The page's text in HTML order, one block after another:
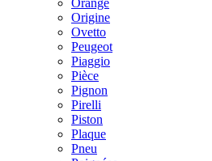
Orange
Origine
Ovetto
Peugeot
Piaggio
Pièce
Pignon
Pirelli
Piston
Plaque
Pneu